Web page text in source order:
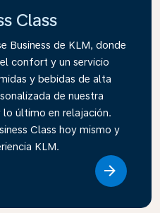
Class
Business de KLM, donde
confort y un servicio
y bebidas de alta
de nuestra
último en relajación.
Class hoy mismo y
KLM.